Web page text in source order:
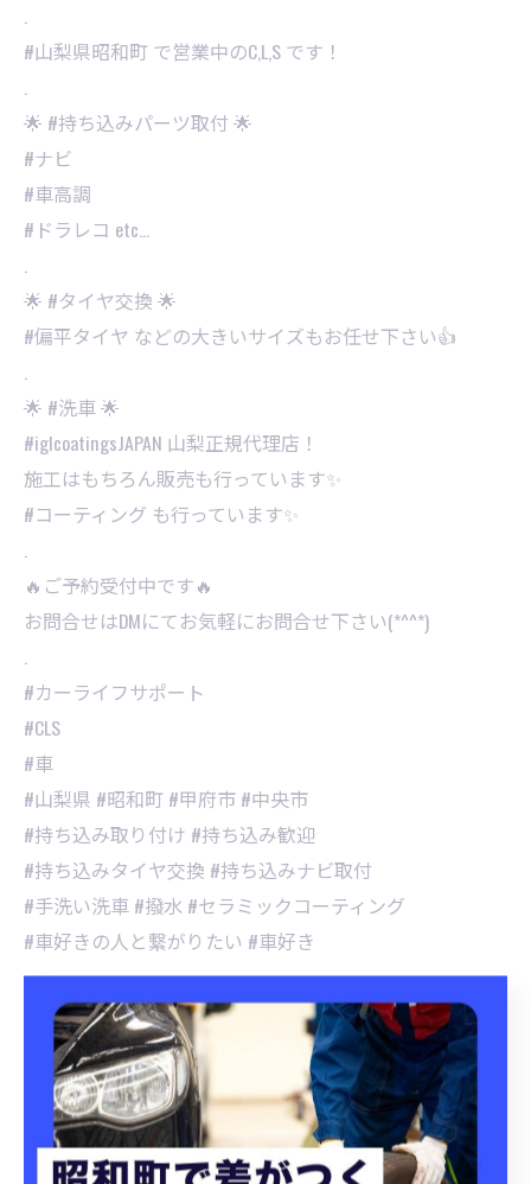
.
#山梨県昭和町 で営業中のC,L,S です！
.
🌟 #持ち込みパーツ取付 🌟
#ナビ
#車高調
#ドラレコ etc…
.
🌟 #タイヤ交換 🌟
#偏平タイヤ などの大きいサイズもお任せ下さい👍
.
🌟 #洗車 🌟
#iglcoatingsJAPAN 山梨正規代理店！
施工はもちろん販売も行っています✨
#コーティング も行っています✨
.
🔥ご予約受付中です🔥
お問合せはDMにてお気軽にお問合せ下さい(*^^*)
.
#カーライフサポート
#CLS
#車
#山梨県 #昭和町 #甲府市 #中央市
#持ち込み取り付け #持ち込み歓迎
#持ち込みタイヤ交換 #持ち込みナビ取付
#手洗い洗車 #撥水 #セラミックコーティング
#車好きの人と繋がりたい #車好き
昭和町にてタイヤ交換を実施
昭和町にて洗車プランを提
タイヤ交換 洗車